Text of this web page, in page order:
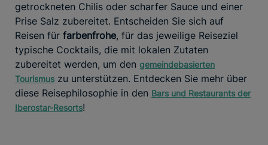
getrockneten Chilis oder scharfer Sauce und einer
Prise Salz zubereitet. Entscheiden Sie sich auf
Reisen für farbenfrohe, für das jeweilige Reiseziel
typische Cocktails, die mit lokalen Zutaten
zubereitet werden, um den gemeindebasierten
Tourismus zu unterstützen. Entdecken Sie mehr über
diese Reisephilosophie in den Bars und Restaurants der
Iberostar-Resorts!